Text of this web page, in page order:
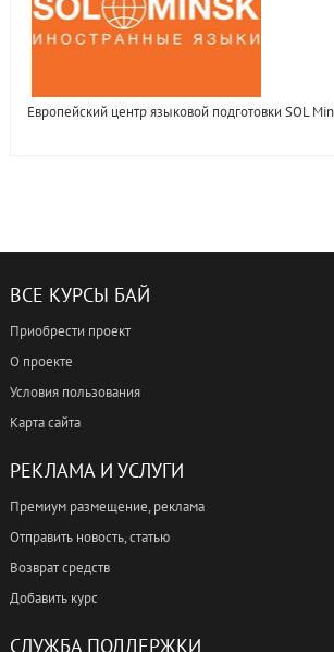
Европейский центр языковой подготовки SOL
ВСЕ КУРСЫ БАЙ
Приобрести проект
О проекте
Условия пользования
Карта сайта
РЕКЛАМА И УСЛУГИ
Премиум размещение, реклама
Отправить новость, статью
Возврат средств
Добавить курс
СЛУЖБА ПОДДЕРЖКИ